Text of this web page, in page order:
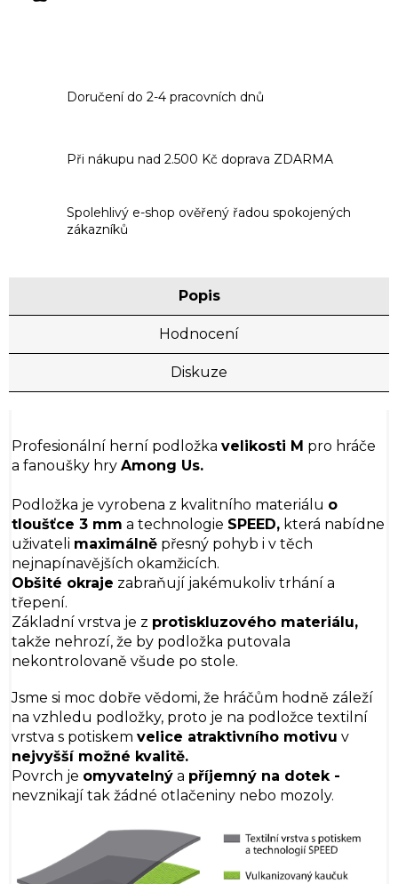
Doručení do 2-4 pracovních dnů
Při nákupu nad 2.500 Kč doprava ZDARMA
Spolehlivý e-shop ověřený řadou spokojených
zákazníků
Popis
Hodnocení
Diskuze
Profesionální herní podložka velikosti M pro hráče
a fanoušky hry Among Us.
Podložka je vyrobena z kvalitního materiálu o
tloušťce 3 mm a technologie SPEED, která nabídne
uživateli maximálně přesný pohyb i v těch
nejnapínavějších okamžicích.
Obšité okraje zabraňují jakémukoliv trhání a
třepení.
Základní vrstva je z protiskluzového materiálu,
takže nehrozí, že by podložka putovala
nekontrolovaně všude po stole.
Jsme si moc dobře vědomi, že hráčům hodně záleží
na vzhledu podložky, proto je na podložce textilní
vrstva s potiskem velice atraktivního motivu v
nejvyšší možné kvalitě.
Povrch je omyvatelný a příjemný na dotek -
nevznikají tak žádné otlačeniny nebo mozoly.